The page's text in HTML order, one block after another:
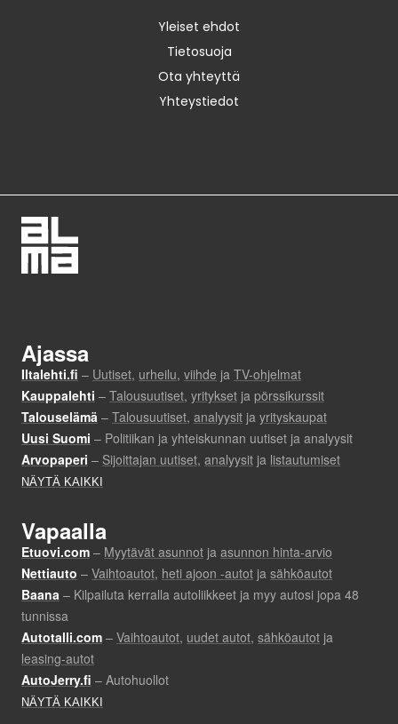
Yleiset ehdot
Tietosuoja
Ota yhteyttä
Yhteystiedot